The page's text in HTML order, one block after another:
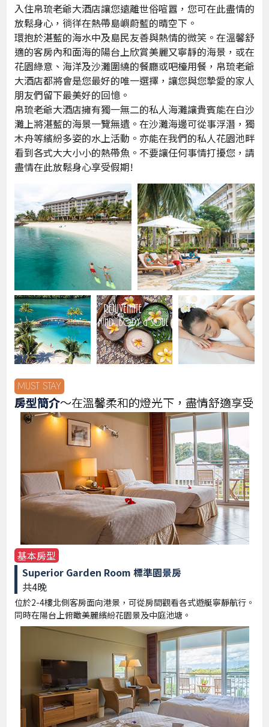
入住帛琉老爺大酒店讓您遠離世俗喧囂，您可在此盡情的
放鬆身心，徜徉在熱帶島嶼蔚藍的晴空下。
環抱於湛藍的海水中及島民友善與熱情的微笑。在溫馨舒
適的客房內和面海的陽台上欣賞美麗又寧靜的海景，或在
花園綠意、海洋及沙灘圍繞的餐廳或吧檯用餐，帛琉老爺
大酒店都將會是您最好的唯一選擇，讓您與您摯愛的家人
朋友們留下最美好的回憶。
帛琉老爺大酒店擁有獨一無二的私人海灘讓貴賓能在白沙
灘上將湛藍的海景一覽無遺。在沙灘海邊可從事浮潛，獨
木舟等繽紛多姿的水上活動。亦能在我們的私人花園池畔
看到各式大大小小的熱帶魚。不要讓任何事情打擾您，請
盡情在此放鬆身心享受假期!
MUST STAY
房型簡介～在溫馨柔和的燈光下，盡情舒適享受
基本房型
Superior Garden Room 標準園景房
共4晚
位於2-4樓北側客房面向港景，可從房間觀看各式遊艇寧靜航行。
同時在陽台上俯瞰美麗繽紛花園景及中庭池塘。